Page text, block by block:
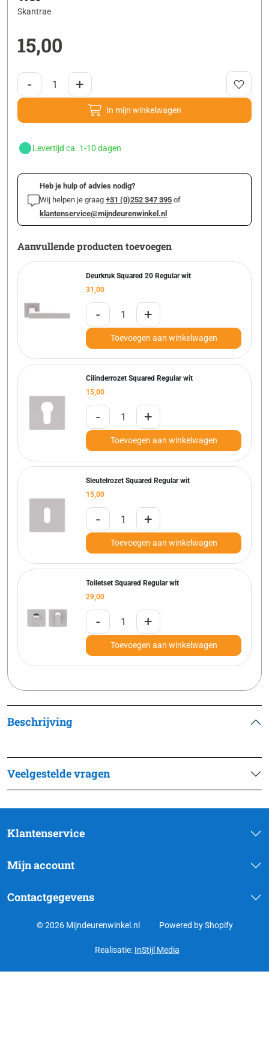
Skantrae
15,00
- +
In mijn winkelwagen
Levertijd ca. 1-10 dagen
Heb je hulp of advies nodig?
Wij helpen je graag +31 (0)252 347 395 of
klantenservice@mijndeurenwinkel.nl
Aanvullende producten toevoegen
Deurkruk Squared 20 Regular wit
31,00
- +
Toevoegen aan winkelwagen
Cilinderrozet Squared Regular wit
15,00
- +
Toevoegen aan winkelwagen
Sleutelrozet Squared Regular wit
15,00
- +
Toevoegen aan winkelwagen
Toiletset Squared Regular wit
29,00
- +
Toevoegen aan winkelwagen
Beschrijving
Veelgestelde vragen
Klantenservice
Mijn account
Contactgegevens
© 2026 Mijndeurenwinkel.nl Powered by Shopify
Realisatie: InStijl Media